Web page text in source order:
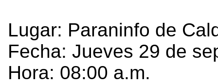
Lugar: Paraninfo de
Fecha: Jueves 29 de
Hora: 08:00 a.m.